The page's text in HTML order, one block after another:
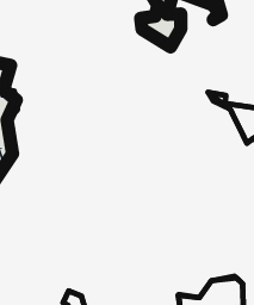
gemeinsam
melden uns zeitnah